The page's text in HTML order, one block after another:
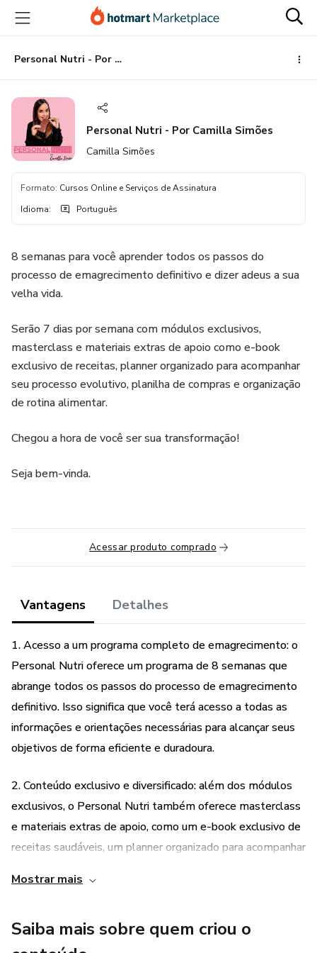
para
conteúdo
principal
para
pagamento
para
rodapé
Personal Nutri - Por Camilla Simões
Personal Nutri - Por Camilla Simões
Camilla Simões
Formato: Cursos Online e Serviços de Assinatura
Idioma: Português
8 semanas para você aprender todos os passos do
processo de emagrecimento definitivo e dizer adeus a sua
velha vida.
Serão 7 dias por semana com módulos exclusivos,
masterclass e materiais extras de apoio como e-book
exclusivo de receitas, planner organizado para acompanhar
seu processo evolutivo, planilha de compras e organização
de rotina alimentar.
Chegou a hora de você ser sua transformação!
Seja bem-vinda.
Acessar produto comprado
Vantagens Detalhes
1. Acesso a um programa completo de emagrecimento: o
Personal Nutri oferece um programa de 8 semanas que
abrange todos os passos do processo de emagrecimento
definitivo. Isso significa que você terá acesso a todas as
informações e orientações necessárias para alcançar seus
objetivos de forma eficiente e duradoura.
2. Conteúdo exclusivo e diversificado: além dos módulos
exclusivos, o Personal Nutri também oferece masterclass
e materiais extras de apoio, como um e-book exclusivo de
receitas saudáveis, um planner organizado para acompanhar
organização de rotina alimentar. Isso garante que você
auxiliar em sua jornada de emagrecimento.
Mostrar mais
Saiba mais sobre quem criou o